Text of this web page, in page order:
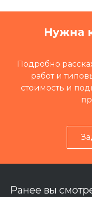
Нужна
Подробно
работ и
стоимость и
Ранее вы